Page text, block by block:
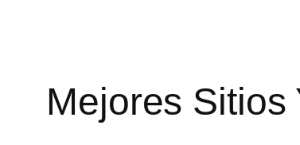
Mejores Sitios